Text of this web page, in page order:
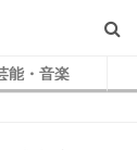
能・音楽